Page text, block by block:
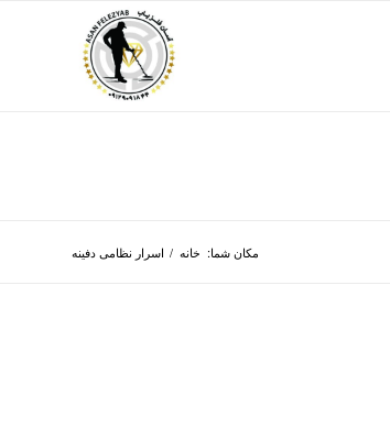
مکان شما: خانه / اسرار نظامی دفینه